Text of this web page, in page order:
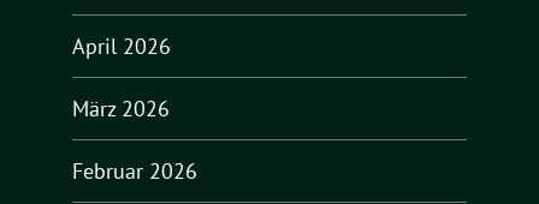
April 2026
März 2026
Februar 2026